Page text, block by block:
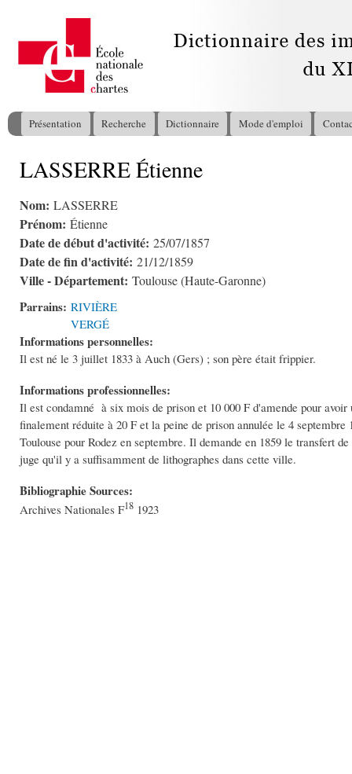
Menu principal
Présentation Recherche Dictionnaire Mode d'emploi
Vous êtes ici
LASSERRE Étienne
Nom: LASSERRE
Prénom: Étienne
Date de début d'activité: 25/07/1857
Date de fin d'activité: 21/12/1859
Ville - Département: Toulouse (Haute-Garonne)
Parrains: RIVIÈRE
VERGÉ
Informations personnelles:
Il est né le 3 juillet 1833 à Auch (Gers) ; son père était frippier.
Informations professionnelles:
Il est condamné à six mois de prison et 10 000 F d'amende pour
finalement réduite à 20 F et la peine de prison annulée le 4
Toulouse pour Rodez en septembre. Il demande en 1859 le transfert
juge qu'il y a suffisamment de lithographes dans cette ville.
Bibliographie Sources:
Archives Nationales F18 1923